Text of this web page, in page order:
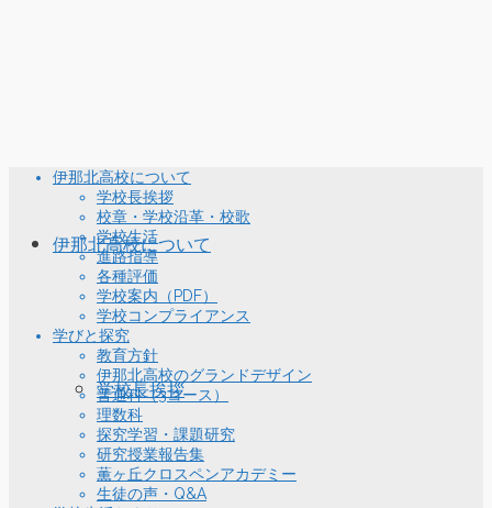
伊那北高校について
学校長挨拶
伊那北高校について
学校長挨拶
校章・学校沿革・校歌
学校生活
進路指導
各種評価
学校案内（PDF）
学校コンプライアンス
学びと探究
教育方針
伊那北高校のグランドデザイン
普通科（3コース）
理数科
探究学習・課題研究
研究授業報告集
薫ヶ丘クロスペンアカデミー
生徒の声・Q&A